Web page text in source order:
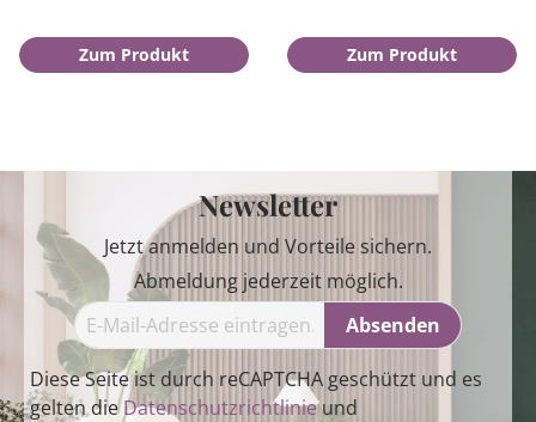
Zum Produkt Zum Produkt
Newsletter
Jetzt anmelden und Vorteile sichern.
Abmeldung jederzeit möglich.
Absenden
Diese Seite ist durch reCAPTCHA geschützt und es
gelten dieDatenschutzrichtlinieund